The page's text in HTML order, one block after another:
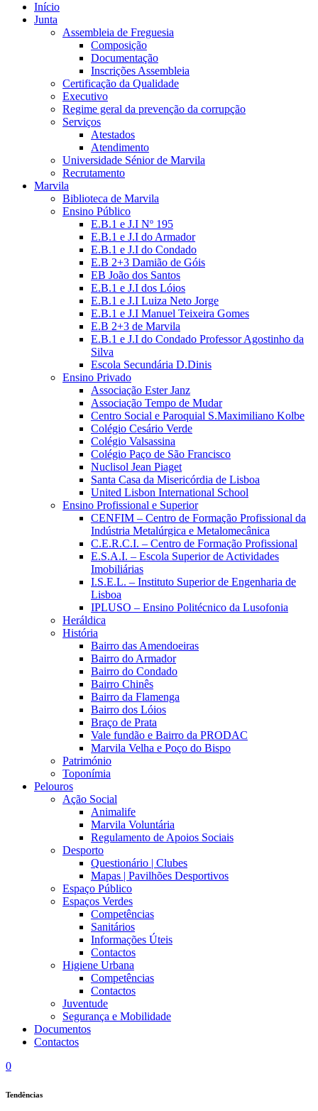
Início
Junta
Assembleia de Freguesia
Composição
Documentação
Inscrições Assembleia
Certificação da Qualidade
Executivo
Regime geral da prevenção da corrupção
Serviços
Atestados
Atendimento
Universidade Sénior de Marvila
Recrutamento
Marvila
Biblioteca de Marvila
Ensino Público
E.B.1 e J.I Nº 195
E.B.1 e J.I do Armador
E.B.1 e J.I do Condado
E.B 2+3 Damião de Góis
EB João dos Santos
E.B.1 e J.I dos Lóios
E.B.1 e J.I Luiza Neto Jorge
E.B.1 e J.I Manuel Teixeira Gomes
E.B 2+3 de Marvila
E.B.1 e J.I do Condado Professor Agostinho da
Silva
Escola Secundária D.Dinis
Ensino Privado
Associação Ester Janz
Associação Tempo de Mudar
Centro Social e Paroquial S.Maximiliano Kolbe
Colégio Cesário Verde
Colégio Valsassina
Colégio Paço de São Francisco
Nuclisol Jean Piaget
Santa Casa da Misericórdia de Lisboa
United Lisbon International School
Ensino Profissional e Superior
CENFIM – Centro de Formação Profissional da
Indústria Metalúrgica e Metalomecânica
C.E.R.C.I. – Centro de Formação Profissional
E.S.A.I. – Escola Superior de Actividades
Imobiliárias
I.S.E.L. – Instituto Superior de Engenharia de
Lisboa
IPLUSO – Ensino Politécnico da Lusofonia
Heráldica
História
Bairro das Amendoeiras
Bairro do Armador
Bairro do Condado
Bairro Chinês
Bairro da Flamenga
Bairro dos Lóios
Braço de Prata
Vale fundão e Bairro da PRODAC
Marvila Velha e Poço do Bispo
Património
Toponímia
Pelouros
Ação Social
Animalife
Marvila Voluntária
Regulamento de Apoios Sociais
Desporto
Questionário | Clubes
Mapas | Pavilhões Desportivos
Espaço Público
Espaços Verdes
Competências
Sanitários
Informações Úteis
Contactos
Higiene Urbana
Competências
Contactos
Juventude
Segurança e Mobilidade
Documentos
Contactos
0
Tendências